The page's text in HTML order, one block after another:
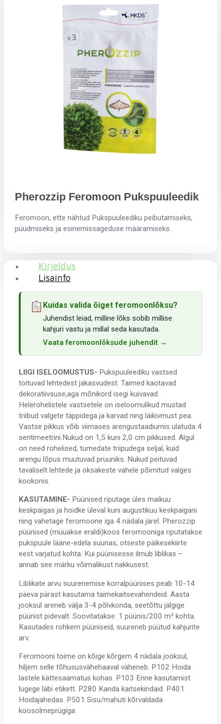
Pherozzip Feromoon Pukspuuleedik
Feromoon, ette nähtud Pukspuuleediku peibutamiseks,
püüdmiseks ja esinemissageduse määramiseks.
Kirjeldus
Lisainfo
Kuidas valida õiget feromoonlõksu?
Juhendist leiad, milline lõks sobib millise
kahjuri vastu ja millal seda kasutada.
Vaata feromoonlõksude juhendit →
LIIGI ISELOOMUSTUS- Pukspuuleediku vastsed
toituvad lehtedest jakasvudest. Taimed kaotavad
dekoratiivsuse,aga mõnikord isegi kuivavad.
Helerohelistele vastsetele on iseloomulikud mustad
triibud valgete täppidega ja karvad ning läikivmust pea.
Vastse pikkus võib viimases arengustaadiumis ulatuda 4
sentimeetrini.Nukud on 1,5 kuni 2,0 cm pikkused. Algul
on need rohelised, tumedate triipudega seljal, kuid
arengu lõpus muutuvad pruuniks. Nukud peituvad
tavaliselt lehtede ja oksakeste vahele põimitud valges
kookonis.
KASUTAMINE- Püünised riputage üles maikuu
keskpaigas ja hoidke üleval kuni augustikuu keskpaigani
ning vahetage feromoone iga 4 nädala järel. Pherozzip
püünised (müüakse eraldi)koos feromooniga riputatakse
pukspuule lääne-edela suunas, otseste päikesekiirte
eest varjatud kohta. Kui püünisesse ilmub liblikas –
annab see märku võimalikust nakkusest.
Liblikate arvu suurenemise korralpüünises peab 10-14
päeva pärast kasutama taimekaitsevahendeid. Aasta
jooksul areneb välja 3-4 põlvkonda, seetõttu jälgige
püünist pidevalt. Soovitatakse: 1 püünis/200 m² kohta.
Kasutades rohkem püüniseid, suureneb püütud kahjurite
arv.
Feromooni toime on kõige kõrgem 4 nädala jooksul,
hiljem selle tõhususvähehaaval väheneb. P102 Hoida
lastele kättesaamatus kohas. P103 Enne kasutamist
lugege läbi etikett. P280 Kanda kaitsekindaid. P401
Hoidajahedas. P501 Sisu/mahuti kõrvaldada
koosolmeprügiga.